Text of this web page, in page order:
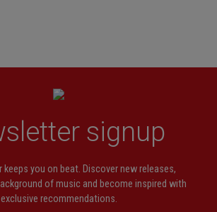
signup
keeps you on beat. Discover new releases,
of music and become inspired with
exclusive recommendations.